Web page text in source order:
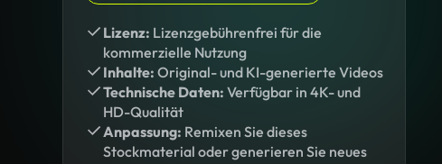
Lizenz: Lizenzgebührenfrei für die
kommerzielle Nutzung
Inhalte: Original- und KI-generierte Videos
Technische Daten: Verfügbar in 4K- und
HD-Qualität
Anpassung: Remixen Sie dieses
Stockmaterial oder generieren Sie neues